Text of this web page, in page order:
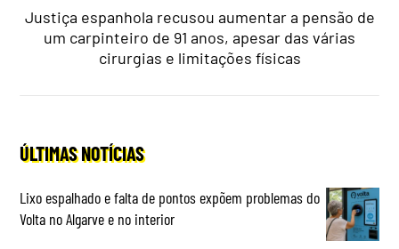
Justiça espanhola recusou aumentar a pensão de
um carpinteiro de 91 anos, apesar das várias
cirurgias e limitações físicas
ÚLTIMAS NOTÍCIAS
Lixo espalhado e falta de pontos expõem problemas do
Volta no Algarve e no interior